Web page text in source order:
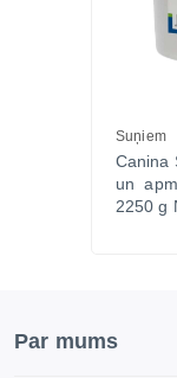
Suņiem
Canina
un
2250 g
Par mums